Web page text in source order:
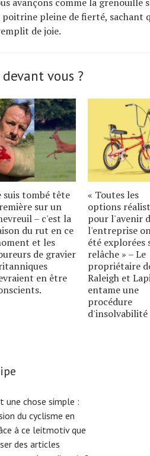
pleine de fierté, sachant
de joie.
vous ?
suis tombé tête
sur un
– c'est la
du rut en ce
et les
de gravier
en être
« Toutes les
options
pour l'avenir
l'entreprise
été explorées
relâche » – Le
propriétaire
Raleigh et
entame une
procédure
d'insolvabilité
une chose simple :
du cyclisme en
à ce leitmotiv que
des articles